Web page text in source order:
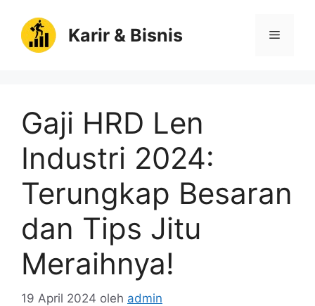
Karir & Bisnis Menu
Gaji HRD Len
Industri 2024:
Terungkap Besaran
dan Tips Jitu
Meraihnya!
19 April 2024 oleh admin